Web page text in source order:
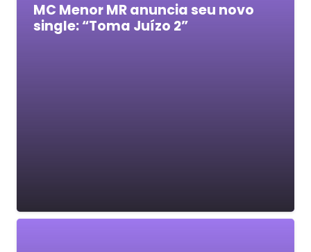
MC Menor MR anuncia seu novo
single: “Toma Juízo 2”